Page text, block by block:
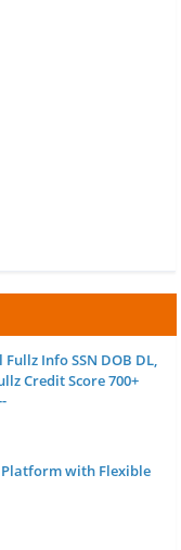
Info SSN DOB DL,
Credit Score 700+
Platform with Flexible